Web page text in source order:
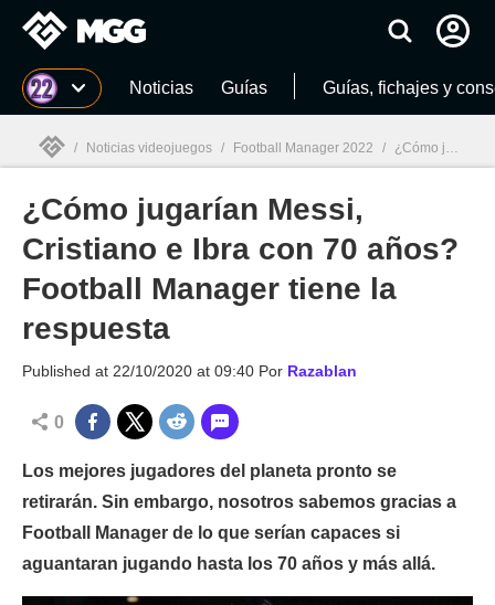
MGG Noticias Guías Guías, fichajes y
MGG
/ Noticias videojuegos / Football Manager 2022 / ¿Cómo jugarían Messi, Cristiano e Ibra con 70 años? Football Manager tiene la respuesta
¿Cómo jugarían Messi,
Cristiano e Ibra con 70 años?
Football Manager tiene la
respuesta
Published at 22/10/2020 at 09:40 Por Razablan
0
Los mejores jugadores del planeta pronto se
retirarán. Sin embargo, nosotros sabemos gracias a
Football Manager de lo que serían capaces si
aguantaran jugando hasta los 70 años y más allá.